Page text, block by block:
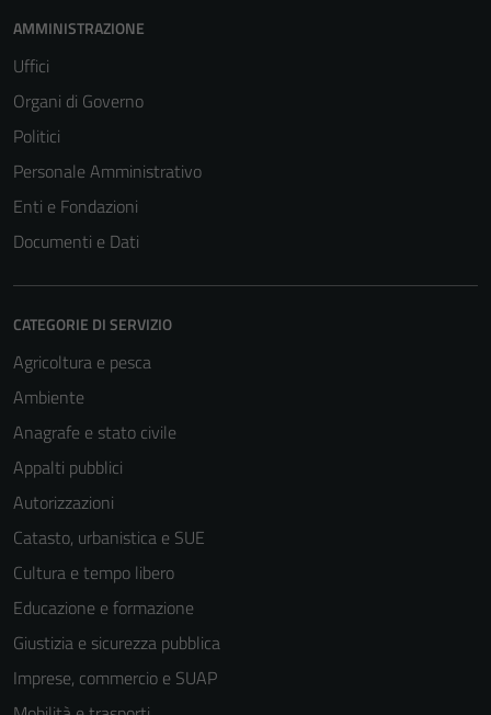
AMMINISTRAZIONE
Uffici
Organi di Governo
Politici
Personale Amministrativo
Enti e Fondazioni
Documenti e Dati
CATEGORIE DI SERVIZIO
Agricoltura e pesca
Ambiente
Anagrafe e stato civile
Appalti pubblici
Autorizzazioni
Catasto, urbanistica e SUE
Cultura e tempo libero
Educazione e formazione
Giustizia e sicurezza pubblica
Imprese, commercio e SUAP